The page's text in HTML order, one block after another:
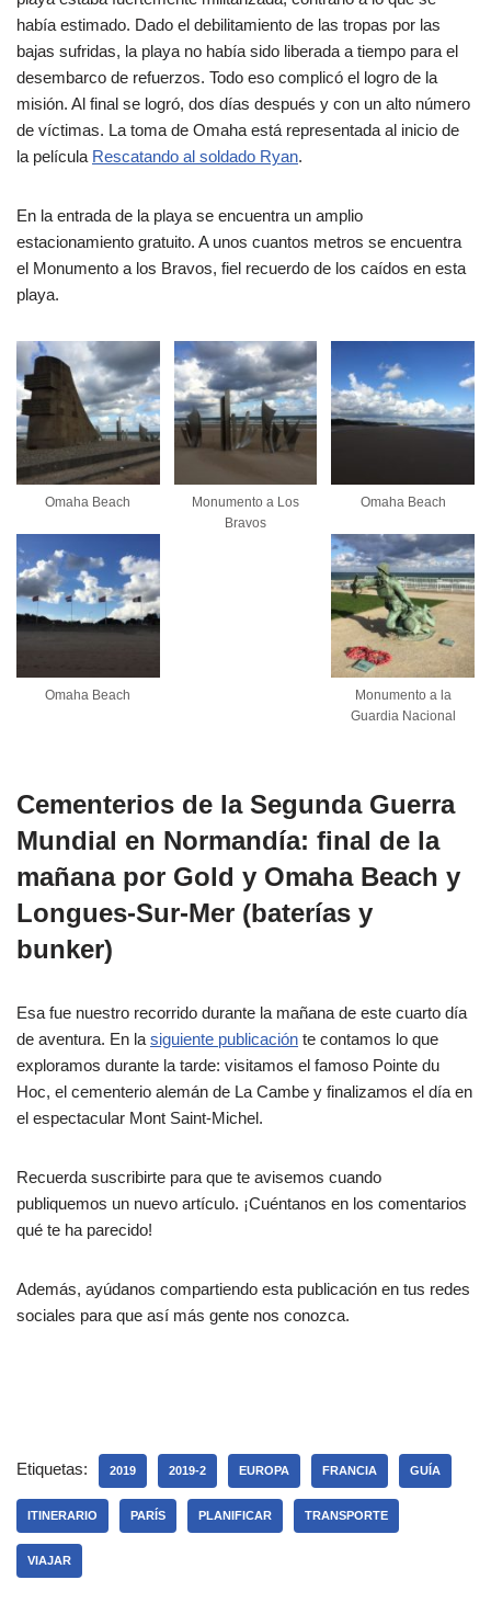
había estimado. Dado el debilitamiento de las tropas por las
bajas sufridas, la playa no había sido liberada a tiempo para el
desembarco de refuerzos. Todo eso complicó el logro de la
misión. Al final se logró, dos días después y con un alto número
de víctimas. La toma de Omaha está representada al inicio de
la película Rescatando al soldado Ryan.
En la entrada de la playa se encuentra un amplio
estacionamiento gratuito. A unos cuantos metros se encuentra
el Monumento a los Bravos, fiel recuerdo de los caídos en esta
playa.
Omaha Beach
Monumento a Los
Bravos
Omaha Beach
Omaha Beach
Monumento a la
Guardia Nacional
Cementerios de la Segunda Guerra
Mundial en Normandía: final de la
mañana por Gold y Omaha Beach y
Longues-Sur-Mer (baterías y
bunker)
Esa fue nuestro recorrido durante la mañana de este cuarto día
de aventura. En la siguiente publicación te contamos lo que
exploramos durante la tarde: visitamos el famoso Pointe du
Hoc, el cementerio alemán de La Cambe y finalizamos el día en
el espectacular Mont Saint-Michel.
Recuerda suscribirte para que te avisemos cuando
publiquemos un nuevo artículo. ¡Cuéntanos en los comentarios
qué te ha parecido!
Además, ayúdanos compartiendo esta publicación en tus redes
sociales para que así más gente nos conozca.
Etiquetas: 2019 2019-2 EUROPA FRANCIA GUÍA
ITINERARIO PARÍS PLANIFICAR TRANSPORTE
VIAJAR